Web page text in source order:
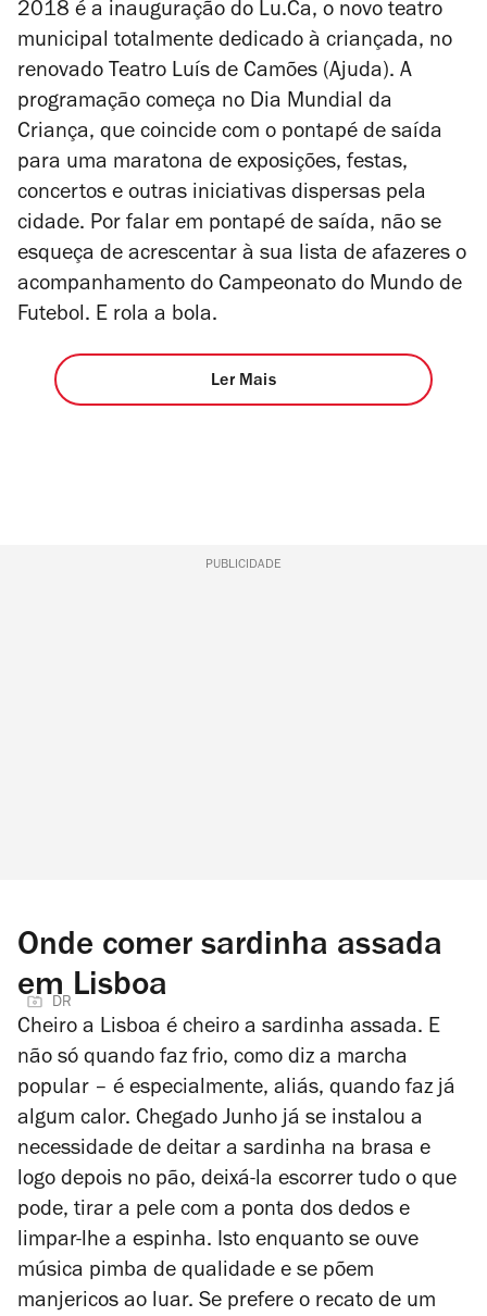
2018 é a inauguração do Lu.Ca, o novo teatro
municipal totalmente dedicado à criançada, no
renovado Teatro Luís de Camões (Ajuda). A
programação começa no Dia Mundial da
Criança, que coincide com o pontapé de saída
para uma maratona de exposições, festas,
concertos e outras iniciativas dispersas pela
cidade. Por falar em pontapé de saída, não se
esqueça de acrescentar à sua lista de afazeres o
acompanhamento do Campeonato do Mundo de
Futebol. E rola a bola.
Ler Mais
PUBLICIDADE
Onde comer sardinha assada
em Lisboa
DR
Cheiro a Lisboa é cheiro a sardinha assada. E
não só quando faz frio, como diz a marcha
popular – é especialmente, aliás, quando faz já
algum calor. Chegado Junho já se instalou a
necessidade de deitar a sardinha na brasa e
logo depois no pão, deixá-la escorrer tudo o que
pode, tirar a pele com a ponta dos dedos e
limpar-lhe a espinha. Isto enquanto se ouve
música pimba de qualidade e se põem
manjericos ao luar. Se prefere o recato de um